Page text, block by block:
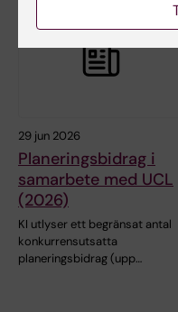
29 jun 2026
Planeringsbidrag i
samarbete med UCL
(2026)
KI utlyser ett begränsat antal
konkurrensutsatta
planeringsbidrag (upp…